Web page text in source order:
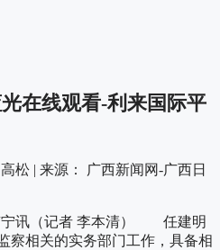
在线观看-利来国际平
松 | 来源： 广西新闻网-广西日
宁讯（记者 李本清） 任建明
察相关的实务部门工作，具备相